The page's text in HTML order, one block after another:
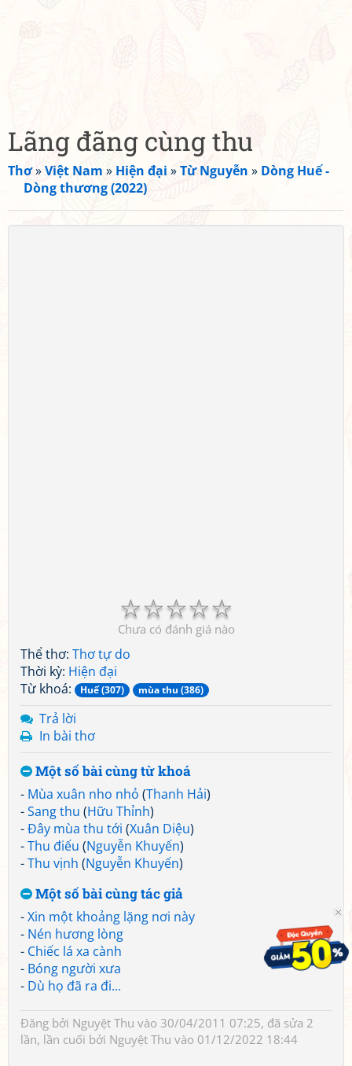
Lãng đãng cùng thu
Thơ»Việt Nam » Hiện đại »Từ Nguyễn » Dòng Huế -
Dòng thương (2022)
☆
☆
☆
☆
☆
Chưa có đánh giá nào
Thể thơ: Thơ tự do
Thời kỳ: Hiện đại
Từ khoá:
Huế (307) mùa thu (386)
Trả lời
In bài thơ
Một số bài cùng từ khoá
- Mùa xuân nho nhỏ (Thanh Hải)
-Sang thu (Hữu Thỉnh)
-Đây mùa thu tới (Xuân Diệu)
-Thu điếu (Nguyễn Khuyến)
-Thu vịnh (Nguyễn Khuyến)
Một số bài cùng tác giả
-Xin một khoảng lặng nơi này
- Nén hương lòng
- Chiếc lá xa cành
- Bóng người xưa
- Dù họ đã ra đi...
Đăng bởi Nguyệt Thu vào 30/04/2011 07:25, đã sửa 2
lần, lần cuối bởi Nguyệt Thu vào 01/12/2022 18:44